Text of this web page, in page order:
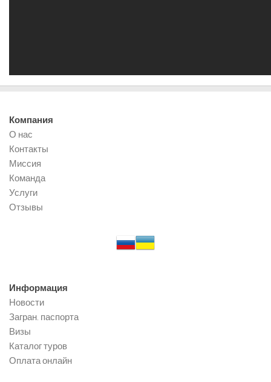
Компания
О нас
Контакты
Миссия
Команда
Услуги
Отзывы
Информация
Новости
Загран. паспорта
Визы
Каталог туров
Оплата онлайн